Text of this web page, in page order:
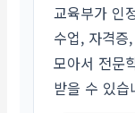
교육부가 인
수업, 자격증
모아서 전문
받을 수 있습